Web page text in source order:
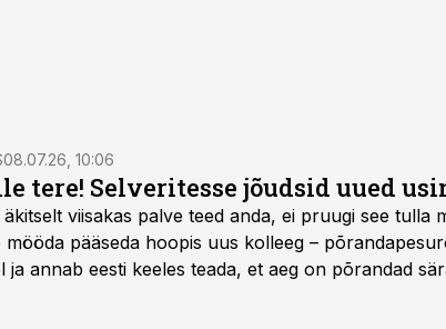
08.07.26, 10:06
tere! Selveritesse jõudsid uued
viisakas palve teed anda, ei pruugi see tulla
mööda pääseda hoopis uus kolleeg –
ja annab eesti keeles teada, et aeg on põrandad